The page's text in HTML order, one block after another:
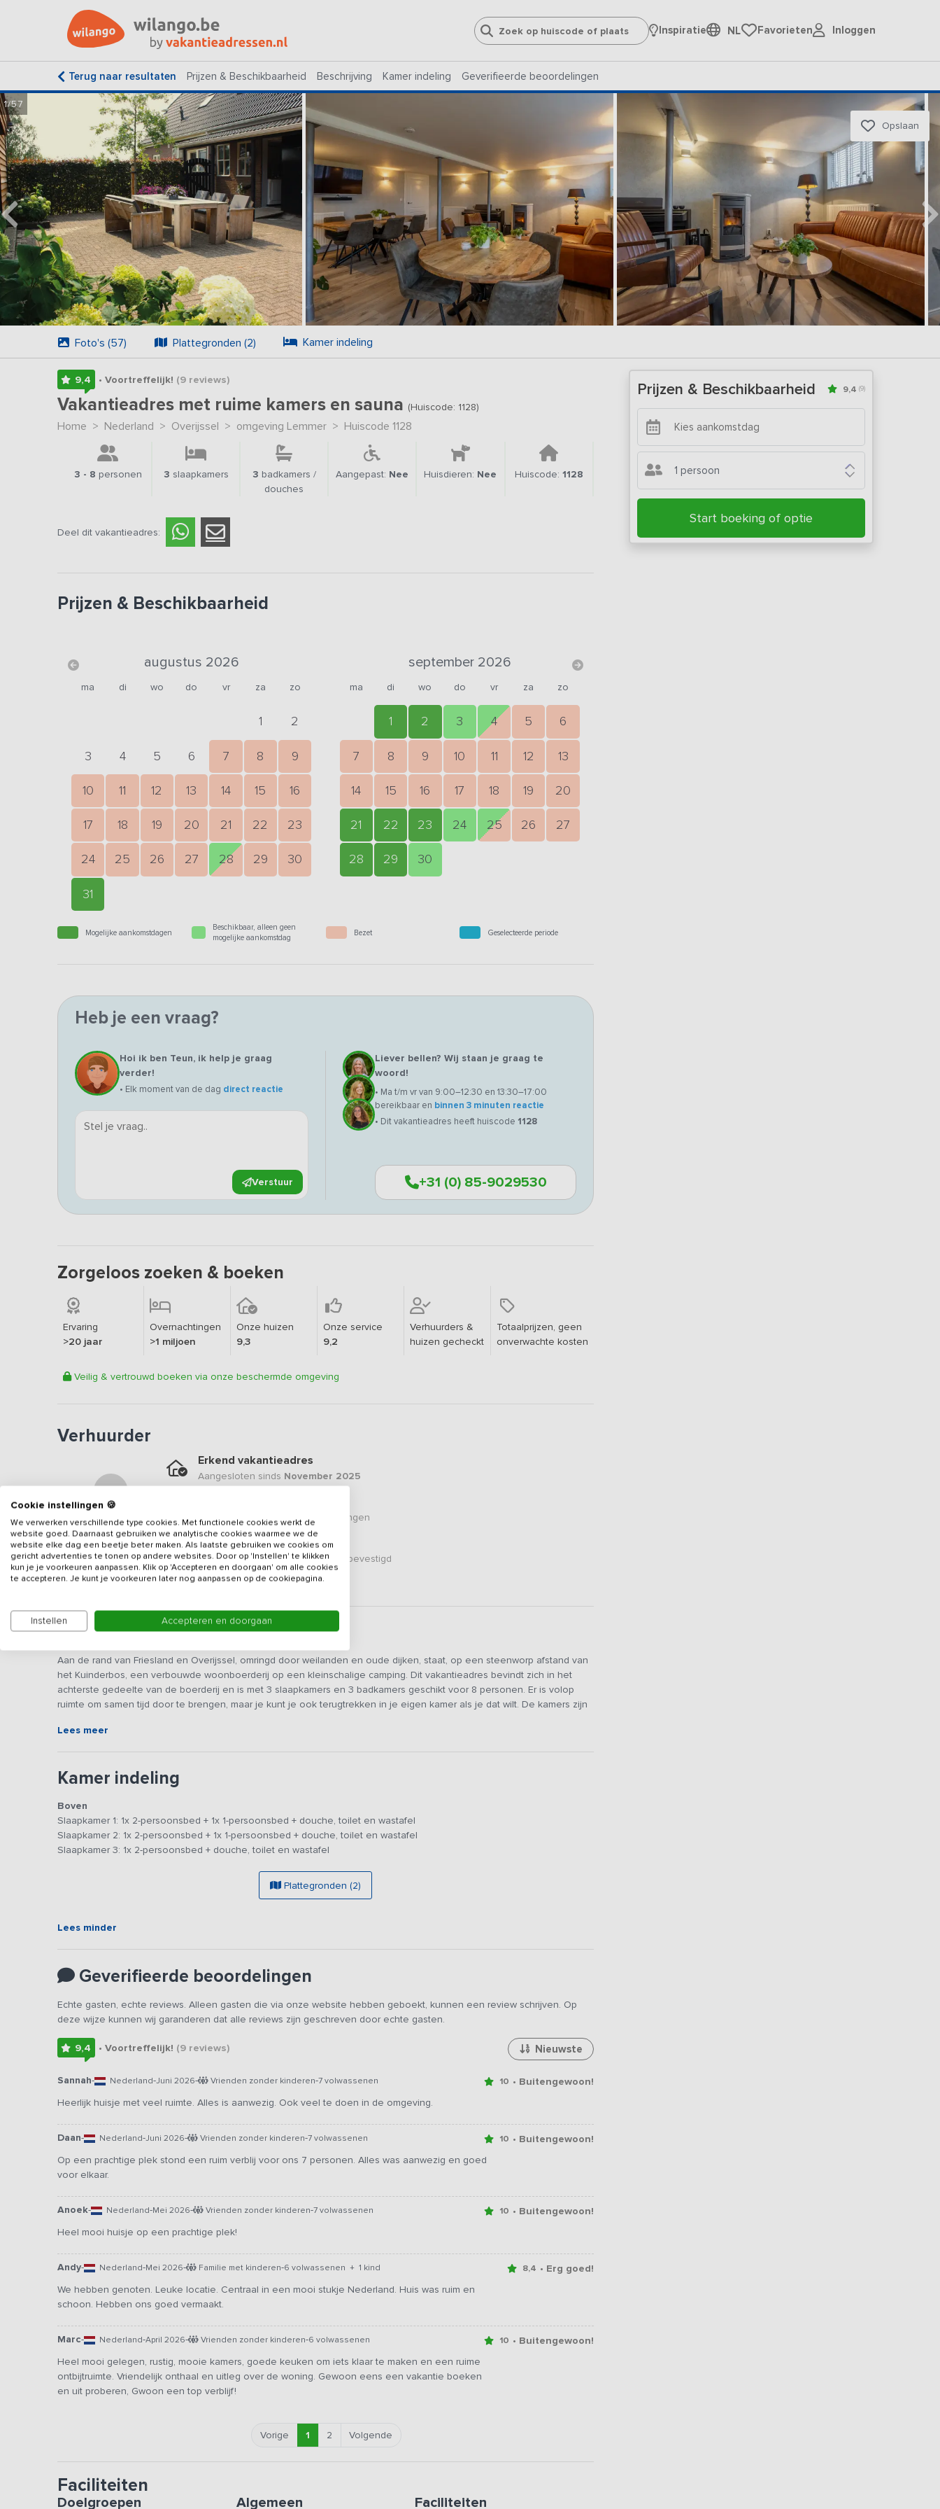
Inspiratie NL Favorieten Inloggen
Terug naar resultaten Prijzen & Beschikbaarheid Beschrijving Kamer indeling Geverifieerde beoordelingen
1/57
Opslaan
Foto's (57) Plattegronden (2) Kamer indeling
9,4 • Voortreffelijk! (9reviews)
Vakantieadres met ruime kamers en sauna (Huiscode: 1128)
Home > Nederland > Overijssel > omgeving Lemmer > Huiscode 1128
3 - 8 personen 3 slaapkamers 3 badkamers /
douches
Aangepast: Nee Huisdieren: Nee Huiscode: 1128
Deel dit vakantieadres:
Prijzen & Beschikbaarheid
augustus 2026
ma di wo do vr za zo
1 2
3 4 5 6 7 8 9
10 11 12 13 14 15 16
17 18 19 20 21 22 23
24 25 26 27 28 29 30
31
september 2026
ma di wo do vr za zo
1 2 3 4 5 6
7 8 9 10 11 12 13
14 15 16 17 18 19 20
21 22 23 24 25 26 27
28 29 30
Mogelijke aankomstdagen
Beschikbaar, alleen geen
mogelijke aankomstdag
Bezet Geselecteerde periode
Heb je een vraag?
Hoi ik ben Teun, ik help je graag
verder!
• Elk moment van de dag direct reactie
Verstuur
Liever bellen? Wij staan je graag te
woord!
• Ma t/m vr van 9:00–12:30 en 13:30–17:00
bereikbaar en binnen 3 minuten reactie
• Dit vakantieadres heeft huiscode 1128
+31 (0) 85-9029530
Zorgeloos zoeken & boeken
Ervaring
>20 jaar
Overnachtingen
>1 miljoen
Onze huizen
9,3
Onze service
9,2
Verhuurders &
huizen gecheckt
Totaalprijzen, geen
onverwachte kosten
Veilig & vertrouwd boeken via onze beschermde omgeving
Verhuurder
Erkend vakantieadres
Aangesloten sinds November 2025
Een 9.4 op basis van 9beoordelingen
Veilig & vertrouwd
Gegevens van de verhuurder zijn bevestigd
Beschrijving
Aan de rand van Friesland en Overijssel, omringd door weilanden en oude dijken, staat, op een steenworp afstand van
het Kuinderbos, een verbouwde woonboerderij op een kleinschalige camping. Dit vakantieadres bevindt zich in het
achterste gedeelte van de boerderij en is met 3 slaapkamers en 3 badkamers geschikt voor 8 personen. Er is volop
ruimte om samen tijd door te brengen, maar je kunt je ook terugtrekken in je eigen kamer als je dat wilt. De kamers zijn
uitnodigen tot samen zijn, spelletjes spelen of bijpraten.
Op de begane grond ligt de centrale ruimte, een fijne plek om samen te zijn. De grote tafel nodigt uit tot goede
ook de sauna, ideaal om te ontspannen na een dag fietsen, wandelen of spelen buiten.
Slaap- en badkamers
en heeft door de twee grote vensters een prachtig zicht op de omliggende landerijen. De andere kamer laten je door
kleur en details wegdromen in het landschap en de historie van de regio. Alle drie de kamers hebben een
Op het terras van de accommodatie kun je heerlijk genieten van een weids uitzicht over de landerijen. Door de locatie
op de grens van Overijssel en Friesland kun je uitstapjes maken naar de pittoreske Zuiderzeedorpjes, een bezoek
Nationaal Park Weerribben-Wieden ontdekken.
Lees meer
Kamer indeling
Boven
Slaapkamer 1: 1x 2-persoonsbed + 1x 1-persoonsbed + douche, toilet en wastafel
Slaapkamer 2: 1x 2-persoonsbed + 1x 1-persoonsbed + douche, toilet en wastafel
Slaapkamer 3: 1x 2-persoonsbed + douche, toilet en wastafel
Plattegronden (2)
Lees minder
Geverifieerde beoordelingen
Echte gasten, echte reviews. Alleen gasten die via onze website hebben geboekt, kunnen een review schrijven. Op
deze wijze kunnen wij garanderen dat alle reviews zijn geschreven door echte gasten.
9,4 • Voortreffelijk! (9reviews) Nieuwste
Sannah- Nederland-Juni 2026- Vrienden zonder kinderen-7 volwassenen 10 • Buitengewoon!
Heerlijk huisje met veel ruimte. Alles is aanwezig. Ook veel te doen in de omgeving.
Daan- Nederland-Juni 2026- Vrienden zonder kinderen-7 volwassenen 10 • Buitengewoon!
Op een prachtige plek stond een ruim verblij voor ons 7 personen. Alles was aanwezig en goed
voor elkaar.
Anoek- Nederland-Mei 2026- Vrienden zonder kinderen-7 volwassenen 10 • Buitengewoon!
Heel mooi huisje op een prachtige plek!
Andy- Nederland-Mei 2026- Familie met kinderen-6 volwassenen + 1 kind 8,4 • Erg goed!
We hebben genoten. Leuke locatie. Centraal in een mooi stukje Nederland. Huis was ruim en
schoon. Hebben ons goed vermaakt.
Marc- Nederland-April 2026- Vrienden zonder kinderen-6 volwassenen 10 • Buitengewoon!
Heel mooi gelegen, rustig, mooie kamers, goede keuken om iets klaar te maken en een ruime
ontbijtruimte. Vriendelijk onthaal en uitleg over de woning. Gewoon eens een vakantie boeken
en uit proberen, Gwoon een top verblijf!
Vorige 1 2 Volgende
Faciliteiten
Doelgroepen Algemeen Faciliteiten
Prijzen & Beschikbaarheid 9,4 (9)
1 persoon
Start boeking of optie
Cookie instellingen 🍪
We verwerken verschillende type cookies. Met functionele cookies werkt de
website goed. Daarnaast gebruiken we analytische cookies waarmee we de
website elke dag een beetje beter maken. Als laatste gebruiken we cookies om
gericht advertenties te tonen op andere websites. Door op 'Instellen' te klikken
kun je je voorkeuren aanpassen. Klik op 'Accepteren en doorgaan' om alle cookies
te accepteren. Je kunt je voorkeuren later nog aanpassen op de cookiepagina.
Instellen Accepteren en doorgaan